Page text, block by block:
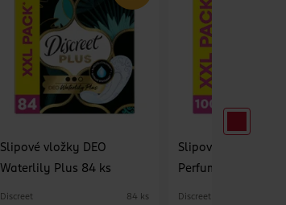
Slipové vložky DEO
Waterlily Plus 84 ks
Discreet 84 ks
Slipové vložky 0%
Perfume Multiform
Discreet